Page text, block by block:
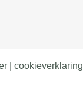
cookieverklaring